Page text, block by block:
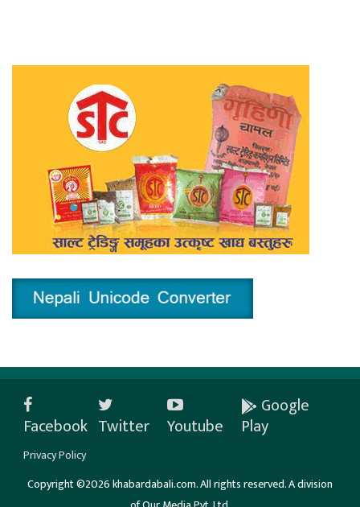
Facebook Twitter Youtube
Google
Play
Privacy Policy
Copyright ©2026 khabardabali.com. All rights reserved. A division